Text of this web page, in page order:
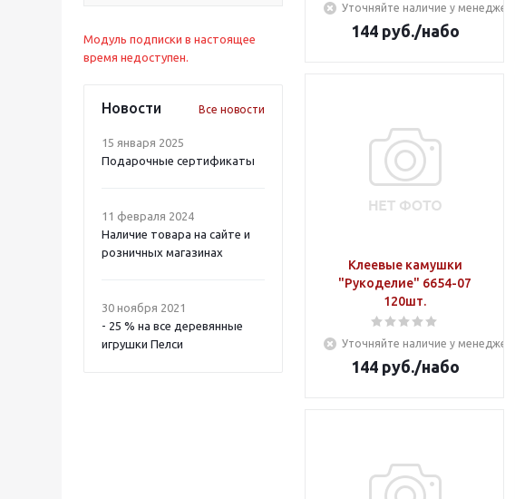
Модуль подписки в настоящее
время недоступен.
Новости Все новости
15 января 2025
Подарочные сертификаты
11 февраля 2024
Наличие товара на сайте и
розничных магазинах
30 ноября 2021
- 25 % на все деревянные
игрушки Пелси
Уточняйте наличие у менеджера
144руб./набо
Клеевые камушки
"Рукоделие" 6654-07
120шт.
Уточняйте наличие у менеджера
144руб./набо